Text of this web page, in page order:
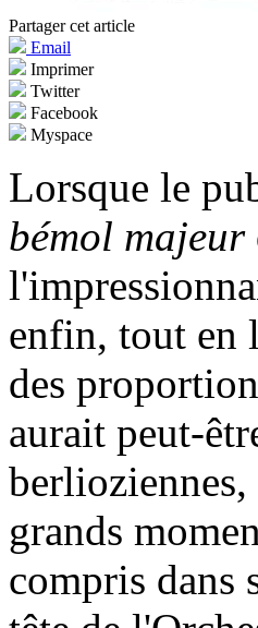
Partager cet article
Email
Imprimer
Twitter
Facebook
Myspace
Lorsque le
bémol majeur
enfin, tout en
des
aurait peut-
grands
compris dans